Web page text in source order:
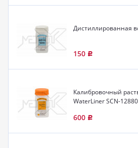
Дистиллированная
150 Р
Калибровочный
WaterLiner SCN-12880
600 Р